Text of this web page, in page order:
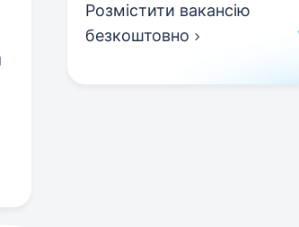
Розмістити вакансію
безкоштовно